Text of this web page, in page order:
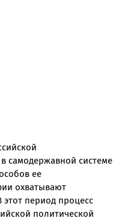
самодержавной системе
ее
охватывают
период процесс
политической